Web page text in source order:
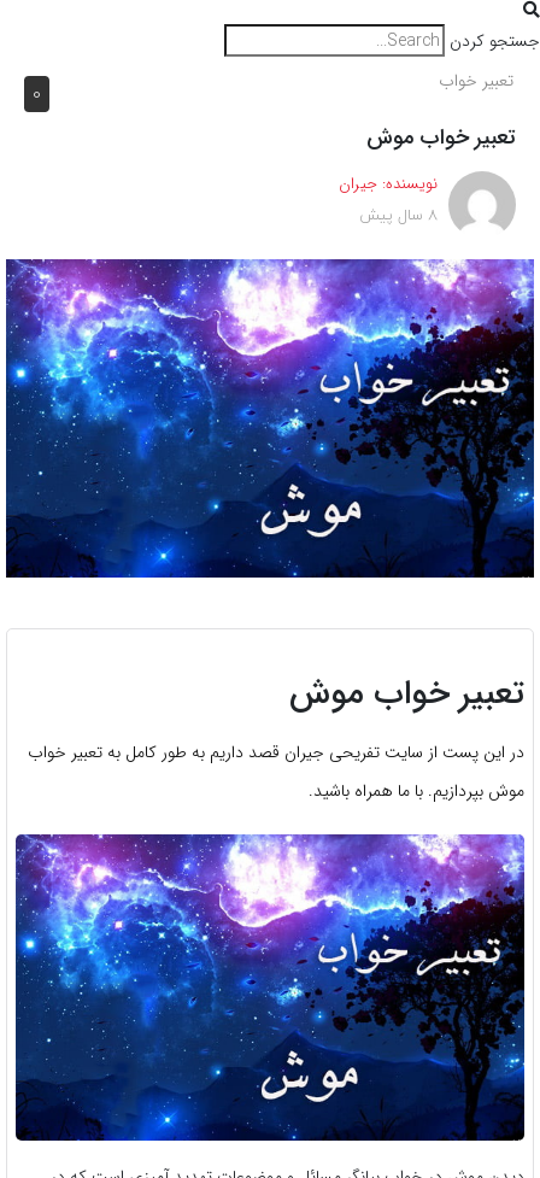
جستجو کردن
0 تعبیر خواب
تعبیر خواب موش
نویسنده: جیران
8 سال پیش
تعبیر خواب موش
در این پست از سایت تفریحی جیران قصد داریم به طور کامل به تعبیر خواب
موش بپردازیم. با ما همراه باشید.